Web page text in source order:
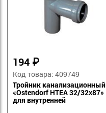
194 ₽
Код товара: 409749
Тройник канализационный
«Ostendorf HTEA 32/32х87»
для внутренней
канализации